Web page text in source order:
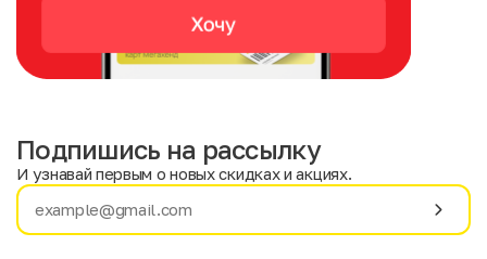
Имя
Подпишись на рассылку
И узнавай первым о новых скидках и акциях.